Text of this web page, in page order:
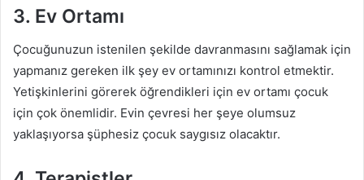
3. Ev Ortamı
Çocuğunuzun istenilen şekilde davranmasını sağlamak için
yapmanız gereken ilk şey ev ortamınızı kontrol etmektir.
Yetişkinlerini görerek öğrendikleri için ev ortamı çocuk
için çok önemlidir. Evin çevresi her şeye olumsuz
yaklaşıyorsa şüphesiz çocuk saygısız olacaktır.